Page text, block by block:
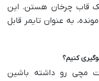
یک قاب چرخان هستن. این
به عنوان تایمر قابل
کنیم؟
مچی رو داشته باشین